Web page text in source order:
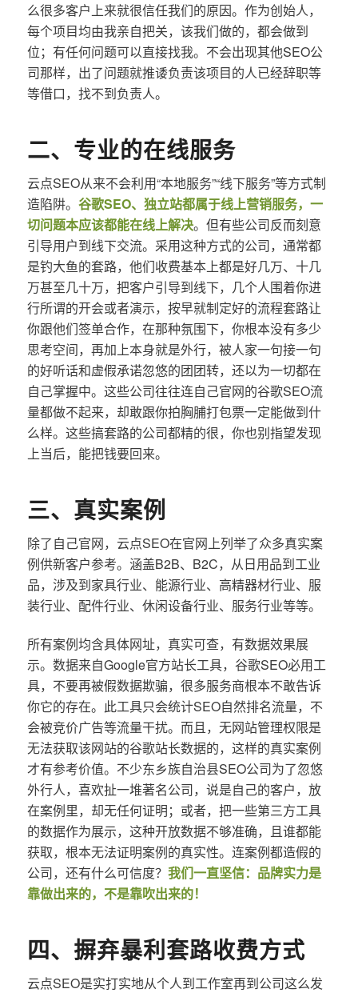
么很多客户上来就很信任我们的原因。作为创始人，
每个项目均由我亲自把关，该我们做的，都会做到
位；有任何问题可以直接找我。不会出现其他SEO公
司那样，出了问题就推诿负责该项目的人已经辞职等
等借口，找不到负责人。
二、专业的在线服务
云点SEO从来不会利用“本地服务”“线下服务”等方式制
造陷阱。 谷歌SEO、独立站都属于线上营销服务，一
切问题本应该都能在线上解决。但有些公司反而刻意
引导用户到线下交流。采用这种方式的公司，通常都
是钓大鱼的套路，他们收费基本上都是好几万、十几
万甚至几十万，把客户引导到线下，几个人围着你进
行所谓的开会或者演示，按早就制定好的流程套路让
你跟他们签单合作，在那种氛围下，你根本没有多少
思考空间，再加上本身就是外行，被人家一句接一句
的好听话和虚假承诺忽悠的团团转，还以为一切都在
自己掌握中。这些公司往往连自己官网的谷歌SEO流
量都做不起来，却敢跟你拍胸脯打包票一定能做到什
么样。这些搞套路的公司都精的很，你也别指望发现
上当后，能把钱要回来。
三、真实案例
除了自己官网，云点SEO在官网上列举了众多真实案
例供新客户参考。涵盖B2B、B2C，从日用品到工业
品，涉及到家具行业、能源行业、高精器材行业、服
装行业、配件行业、休闲设备行业、服务行业等等。
所有案例均含具体网址，真实可查，有数据效果展
示。数据来自Google官方站长工具，谷歌SEO必用工
具，不要再被假数据欺骗，很多服务商根本不敢告诉
你它的存在。此工具只会统计SEO自然排名流量，不
会被竞价广告等流量干扰。而且，无网站管理权限是
无法获取该网站的谷歌站长数据的，这样的真实案例
才有参考价值。不少东乡族自治县SEO公司为了忽悠
外行人，喜欢扯一堆著名公司，说是自己的客户，放
在案例里，却无任何证明；或者，把一些第三方工具
的数据作为展示，这种开放数据不够准确，且谁都能
获取，根本无法证明案例的真实性。连案例都造假的
公司，还有什么可信度？ 我们一直坚信：品牌实力是
靠做出来的，不是靠吹出来的！
四、摒弃暴利套路收费方式
云点SEO是实打实地从个人到工作室再到公司这么发